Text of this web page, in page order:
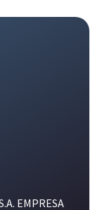
EMPRESA